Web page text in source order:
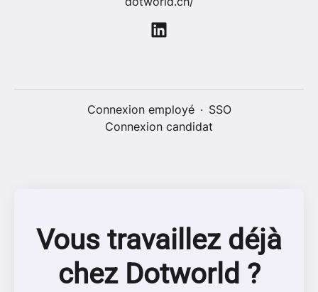
Connexion employé · SSO
Connexion candidat
Vous travaillez déjà
chez Dotworld ?